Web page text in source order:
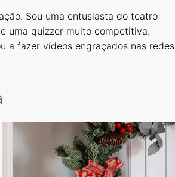
Sou uma entusiasta do teatro
uma quizzer muito competitiva.
a fazer vídeos engraçados nas redes